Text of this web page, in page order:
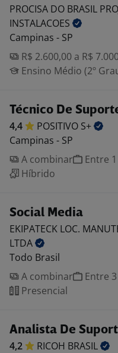
PROCISA DO BRASIL
INSTALACOES
Campinas - SP
R$ 2.600,00 a R$
Ensino Médio (2º
Técnico De
4,4 POSITIVO S+
Campinas - SP
A combinar
Entre
Híbrido
Social Media
EKIPATECK LOC.
LTDA
Todo Brasil
A combinar
Entre
Presencial
Analista De
4,2 RICOH BRASIL